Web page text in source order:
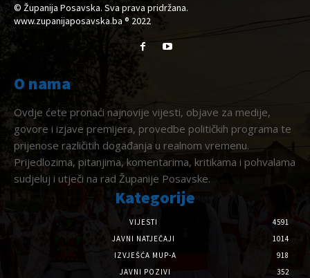
© Županija Posavska. Sva prava pridržana.
www.zupanijaposavska.ba ® 2022
O nama
Ovdje ćete pronaći najnovije vijesti, objave za medije,
govore i izjave premijera, provedbe političkih programa te
prijenose različitih događanja u realnom vremenu.
Prijedlozima, pitanjima, komentarima, kritikama i pohvalama
sudjeluj i utječi na rad Županije Posavske.
Kategorije
VIJESTI
4591
JAVNI NATJEČAJI
1014
IZVJEŠĆA MUP-A
918
JAVNI POZIVI
352